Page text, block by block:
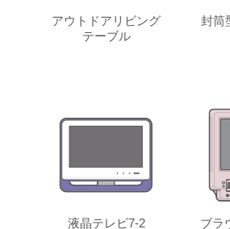
アウトドアリビング
テーブル
封筒
液晶テレビ7-2 ブラ